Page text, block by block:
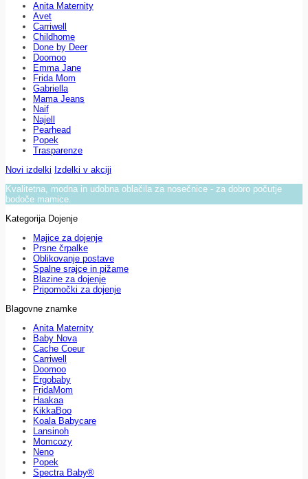
Anita Maternity
Avet
Carriwell
Childhome
Done by Deer
Doomoo
Emma Jane
Frida Mom
Gabriella
Mama Jeans
Naif
Najell
Pearhead
Popek
Trasparenze
Novi izdelki Izdelki v akciji
Kvalitetna, modna in udobna oblačila za nosečnice - za dobro počutje
bodoče mamice.
Kategorija Dojenje
Majice za dojenje
Prsne črpalke
Oblikovanje postave
Spalne srajce in pižame
Blazine za dojenje
Pripomočki za dojenje
Blagovne znamke
Anita Maternity
Baby Nova
Cache Coeur
Carriwell
Doomoo
Ergobaby
FridaMom
Haakaa
KikkaBoo
Koala Babycare
Lansinoh
Momcozy
Neno
Popek
Spectra Baby®